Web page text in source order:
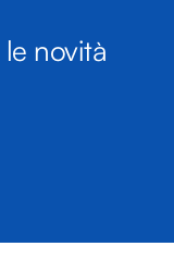
novità